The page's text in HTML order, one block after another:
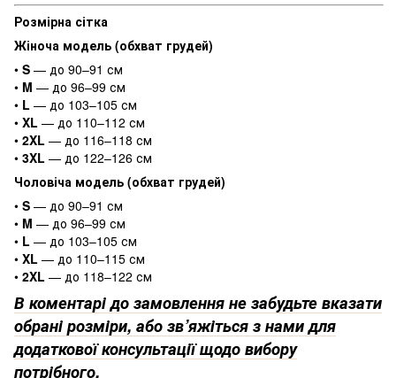
Розмірна сітка
Жіноча модель (обхват грудей)
• S — до 90–91 см
• M — до 96–99 см
• L — до 103–105 см
• XL — до 110–112 см
• 2XL — до 116–118 см
• 3XL — до 122–126 см
Чоловіча модель (обхват грудей)
• S — до 90–91 см
• M — до 96–99 см
• L — до 103–105 см
• XL — до 110–115 см
• 2XL — до 118–122 см
В коментарі до замовлення не забудьте вказати
обрані розміри, або зв’яжіться з нами для
додаткової консультації щодо вибору
потрібного.